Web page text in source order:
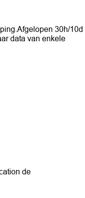
30h/10d
data van enkele
de